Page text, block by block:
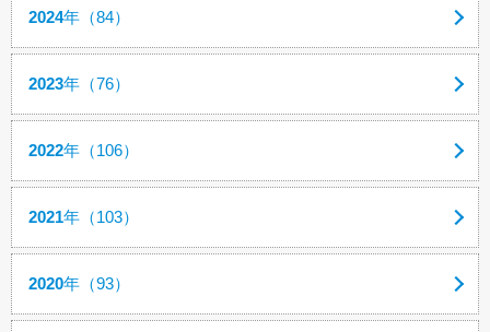
2024年（84）
2023年（76）
2022年（106）
2021年（103）
2020年（93）